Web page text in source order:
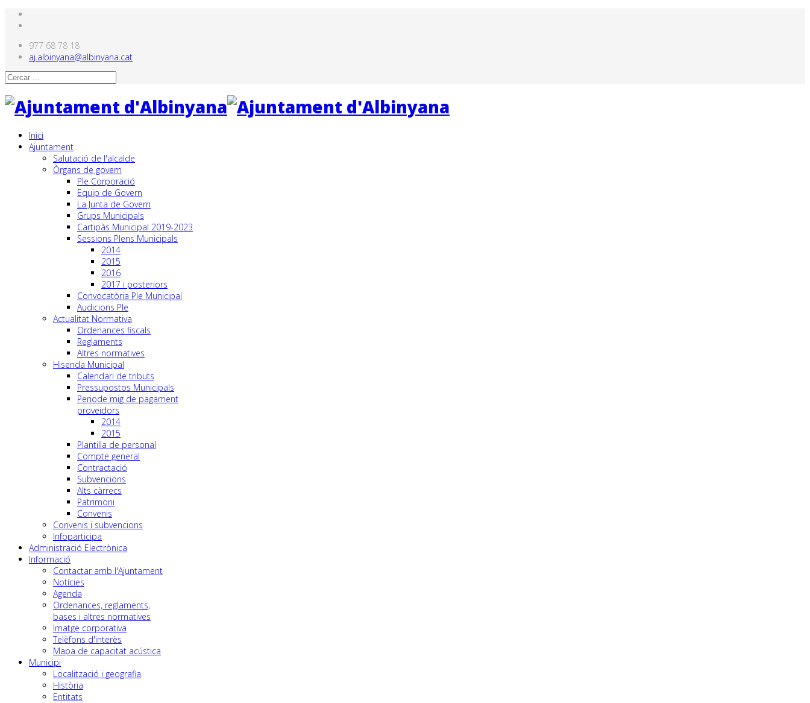
977 68 78 18
aj.albinyana@albinyana.cat
Inici
Ajuntament
Salutació de l'alcalde
Òrgans de govern
Ple Corporació
Equip de Govern
La Junta de Govern
Grups Municipals
Cartipàs Municipal 2019-2023
Sessions Plens Municipals
2014
2015
2016
2017 i posteriors
Convocatòria Ple Municipal
Audicions Ple
Actualitat Normativa
Ordenances fiscals
Reglaments
Altres normatives
Hisenda Municipal
Calendari de tributs
Pressupostos Municipals
Periode mig de pagament
proveidors
2014
2015
Plantilla de personal
Compte general
Contractació
Subvencions
Alts càrrecs
Patrimoni
Convenis
Convenis i subvencions
Infoparticipa
Administració Electrònica
Informació
Contactar amb l'Ajuntament
Notícies
Agenda
Ordenances, reglaments,
bases i altres normatives
Imatge corporativa
Telèfons d'interès
Mapa de capacitat acústica
Municipi
Localització i geografia
Història
Entitats